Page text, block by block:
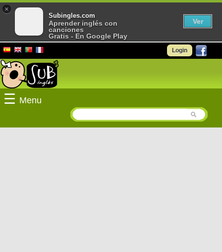
Login
☰ Menu
×
Subingles.com
Aprender inglés con
canciones
Gratis - En Google Play
Ver